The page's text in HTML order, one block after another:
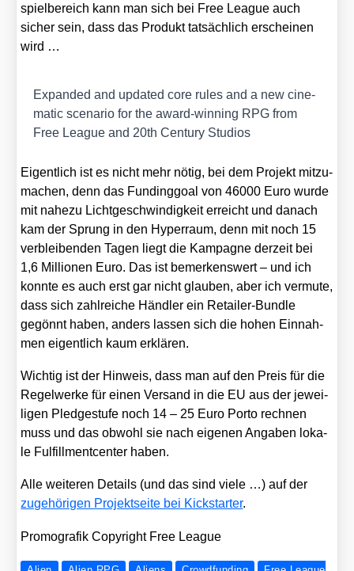
spiel­be­reich kann man sich bei Free League auch
sicher sein, dass das Pro­dukt tat­säch­lich erschei­nen
wird …
Expan­ded and updated core rules and a new cine­
ma­tic sce­na­rio for the award-win­ning RPG from
Free League and 20th Cen­tu­ry Stu­di­os
Eigent­lich ist es nicht mehr nötig, bei dem Pro­jekt mit­zu­
ma­chen, denn das Fun­ding­goal von 46000 Euro wur­de
mit nahe­zu Licht­ge­schwin­dig­keit erreicht und danach
kam der Sprung in den Hyper­raum, denn mit noch 15
ver­blei­ben­den Tagen liegt die Kam­pa­gne der­zeit bei
1,6 Mil­lio­nen Euro. Das ist bemer­kens­wert – und ich
konn­te es auch erst gar nicht glau­ben, aber ich ver­mu­te,
dass sich zahl­rei­che Händ­ler ein Retail­er-Bund­le
gegönnt haben, anders las­sen sich die hohen Ein­nah­
men eigent­lich kaum erklä­ren.
Wich­tig ist der Hin­weis, dass man auf den Preis für die
Regel­wer­ke für einen Ver­sand in die EU aus der jewei­
li­gen Pled­ge­stu­fe noch 14 – 25 Euro Por­to rech­nen
muss und das obwohl sie nach eige­nen Anga­ben loka­
le Ful­fill­ment­cen­ter haben.
Alle wei­te­ren Details (und das sind vie­le …) auf der
zuge­hö­ri­gen Pro­jekt­sei­te bei Kick­star­ter.
Pro­mo­gra­fik Copy­right Free League